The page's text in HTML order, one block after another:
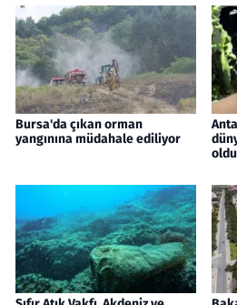
Bursa'da çıkan orman
yangınına müdahale ediliyor
oldu